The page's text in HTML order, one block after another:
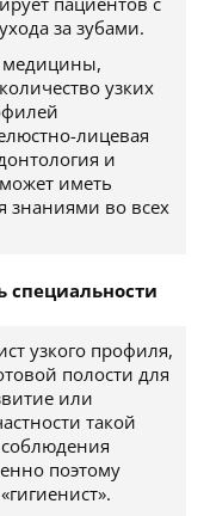
за зубами.
медицины,
узких
лицевая
и
иметь
знаниями во всех
специальности
узкого профиля,
полости для
или
такой
поэтому